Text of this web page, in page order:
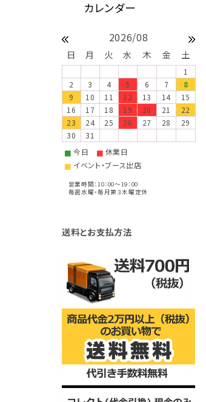
2026/08
日 月 火 水 木 金 土
1
2
3 4 5 6 7
8
9
10 11 12 13 14
15
16
17 18 19 20 21
22
23
24 25 26 27 28
29
30
31
■ 今日 ■ 休業日
■ イベント・ブース出店
営業時間：10：00～19：00
毎週水曜・毎月第３木曜定休
送料とお支払方法